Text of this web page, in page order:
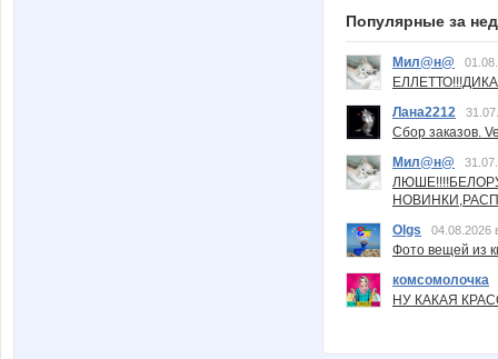
Популярные за
Мил@н@
Лана2212
Сбор заказов.
Мил@н@
Olgs
04.08.2026
Фото вещей из
комсомолочка
НУ КАКАЯ